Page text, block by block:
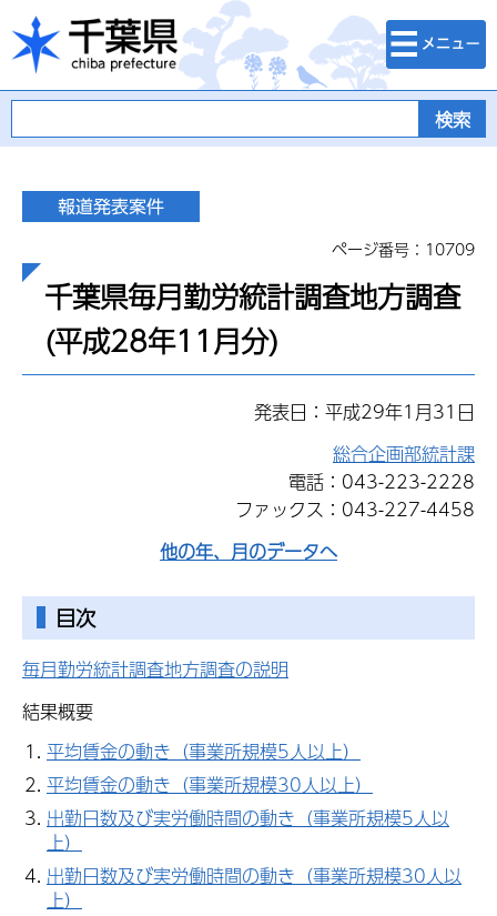
千葉県
検索・メニュ
ー
ページ番号：10709
千葉県毎月勤労統計調査地方調査
(平成28年11月分)
発表日：平成29年1月31日
総合企画部統計課
電話：043-223-2228
ファックス：043-227-4458
他の年、月のデータへ
目次
毎月勤労統計調査地方調査の説明
結果概要
平均賃金の動き（事業所規模5人以上）
平均賃金の動き（事業所規模30人以上）
出勤日数及び実労働時間の動き（事業所規模5人以
上）
出勤日数及び実労働時間の動き（事業所規模30人以
上）